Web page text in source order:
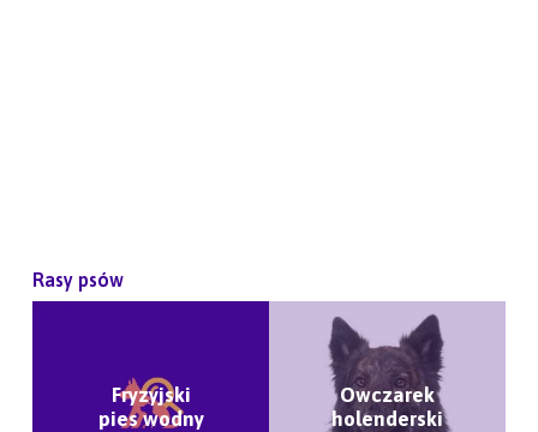
Rasy psów
Fryzyjski
pies wodny
Owczarek
holenderski